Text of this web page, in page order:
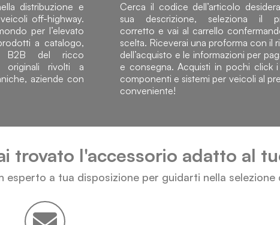
distribuzione e
off-highway.
per l’elevato
a catalogo,
B2B del ricco
originali rivolti a
aziende con
Cerca il codice dell’articolo
sua descrizione, seleziona il
corretto e vai al carrello
scelta. Riceverai una proforma con il
dell’acquisto e le informazioni per
e consegna. Acquisti in pochi click i
componenti e sistemi per veicoli al
conveniente!
trovato l'accessorio adatto al
esperto a tua disposizione per guidarti nella